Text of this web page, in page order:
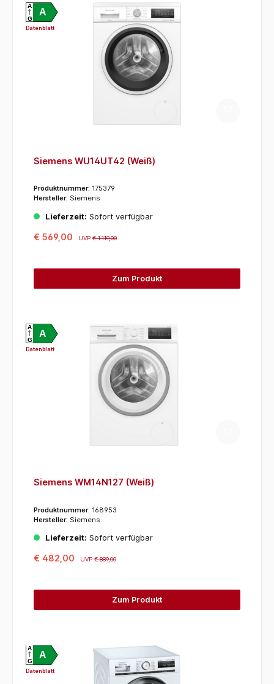
A
A
G
Datenblatt
Siemens WU14UT42 (Weiß)
Produktnummer: 175379
Hersteller: Siemens
Lieferzeit: Sofort verfügbar
€ 569,00 UVP€ 1.119,00
Zum Produkt
A
A
G
Datenblatt
Siemens WM14N127 (Weiß)
Produktnummer: 168953
Hersteller: Siemens
Lieferzeit: Sofort verfügbar
€ 482,00 UVP€ 889,00
Zum Produkt
A
A
G
Datenblatt